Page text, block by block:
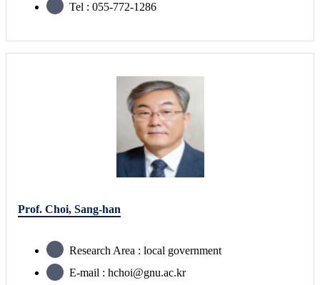
Tel : 055-772-1286
Prof. Choi, Sang-han
Research Area : local government
E-mail : hchoi@gnu.ac.kr